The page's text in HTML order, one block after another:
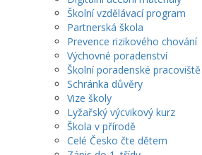
Školní vzdělávací program
Partnerská škola
Prevence rizikového chování
Výchovné poradenství
Školní poradenské pracoviště
Schránka důvěry
Vize školy
Lyžařský výcvikový kurz
Škola v přírodě
Celé Česko čte dětem